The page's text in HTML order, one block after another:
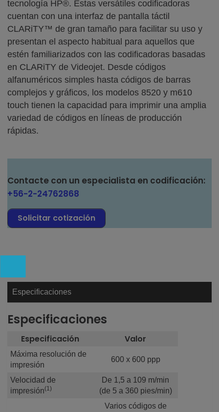
tecnología HP®. Estas versátiles codificadoras
cuentan con una interfaz de pantalla táctil
CLARiTY™ de gran tamaño para facilitar su uso y
presentan el aspecto habitual para aquellos que
estén familiarizados con las codificadoras basadas
en CLARiTY de Videojet. Desde códigos
alfanuméricos simples hasta códigos de barras
complejos y gráficos, los modelos 8520 y m610
touch tienen la capacidad para imprimir una amplia
variedad de códigos en líneas de producción
rápidas.
Contacte con un especialista en codificación:
+56-2-24762868
Solicitar cotización
Especificaciones
Especificaciones
Especificación Valor
Máxima resolución de
impresión
600 x 600 ppp
Velocidad de
impresión(1)
De 1,5 a 109 m/min
(de 5 a 360 pies/min)
Varios códigos de